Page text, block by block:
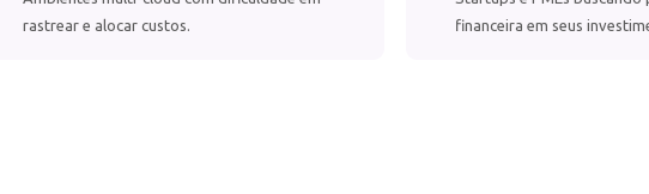
rastrear e alocar custos.
financeira em seus